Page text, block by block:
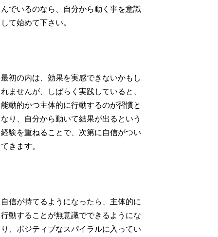
んでいるのなら、自分から動く事を意識
して始めて下さい。
最初の内は、効果を実感できないかもし
れませんが、しばらく実践していると、
能動的かつ主体的に行動するのが習慣と
なり、自分から動いて結果が出るという
経験を重ねることで、次第に自信がつい
てきます。
自信が持てるようになったら、主体的に
行動することが無意識でできるようにな
り、ポジティブなスパイラルに入ってい